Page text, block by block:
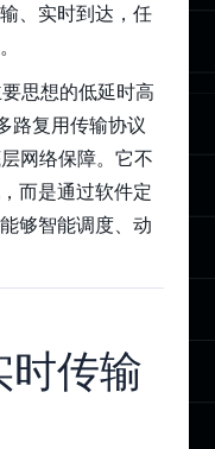
、实时到达，任
思想的低延时高
路复用传输协议
网络保障。它不
而是通过软件定
够智能调度、动
时传输